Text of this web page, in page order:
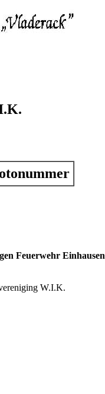
Feuerwehr Einhausen
W.I.K.